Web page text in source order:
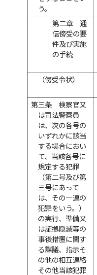
う。
第二章 通
信傍受の要
件及び実施
の手続
（傍受令状）
第三条
検察官又
は司法警察員
は、次の各号の
いずれかに該当
する場合におい
て、当該各号に
規定する犯罪
（第二号及び第
三号にあって
は、その一連の
犯罪をいう。）
の実行、準備又
は証拠隠滅等の
事後措置に関す
る謀議、指示そ
の他の相互連絡
その他当該犯罪